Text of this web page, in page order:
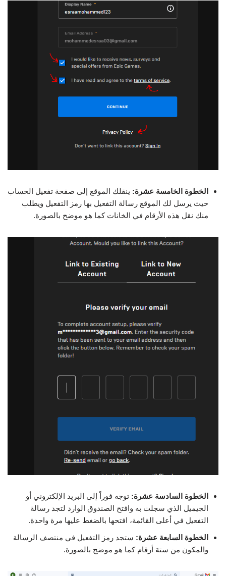
الخطوة الخامسة عشرة: ينقلك الموقع إلى صفحة تفعيل الحساب
حيث يرسل لك الموقع رسالة التفعيل بها رمز التفعيل ويطلب
منك نقل هذه الأرقام في الخانات كما هو موضح بالصورة.
الخطوة السادسة عشرة: توجه فوراً إلى البريد الإلكتروني أو
الجيميل الذي سجلت به وافتح الصندوق الوارد لتجد رسالة
التفعيل في أعلى القائمة، افتحها بالضغط عليها مرة واحدة.
الخطوة السابعة عشرة: ستجد رمز التفعيل في منتصف الرسالة
والمكون من ستة أرقام كما هو موضح بالصورة.